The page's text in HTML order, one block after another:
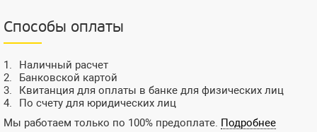
Способы оплаты
Наличный расчет
Банковской картой
Квитанция для оплаты в банке для физических лиц
По счету для юридических лиц
Мы работаем только по 100% предоплате. Подробнее